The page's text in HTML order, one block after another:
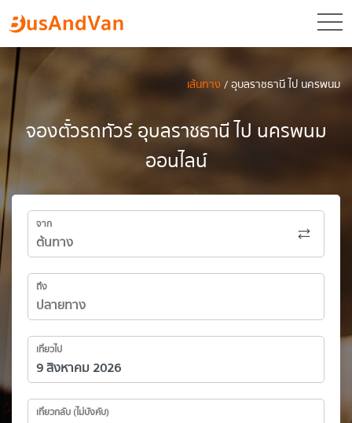
เส้นทาง/ อุบลราชธานี ไป นครพนม
จองตั๋วรถทัวร์ อุบลราชธานี ไป นครพนม
ออนไลน์
จาก
ถึง
เที่ยวไป
เที่ยวกลับ (ไม่บังคับ)